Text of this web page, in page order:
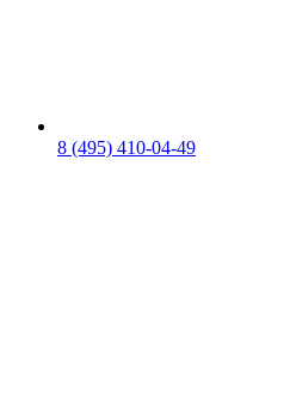
8 (495) 410-04-49